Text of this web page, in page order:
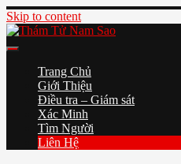
Skip to content
Trang Chủ
Giới Thiệu
Điều tra – Giám sát
Xác Minh
Tìm Người
Liên Hệ